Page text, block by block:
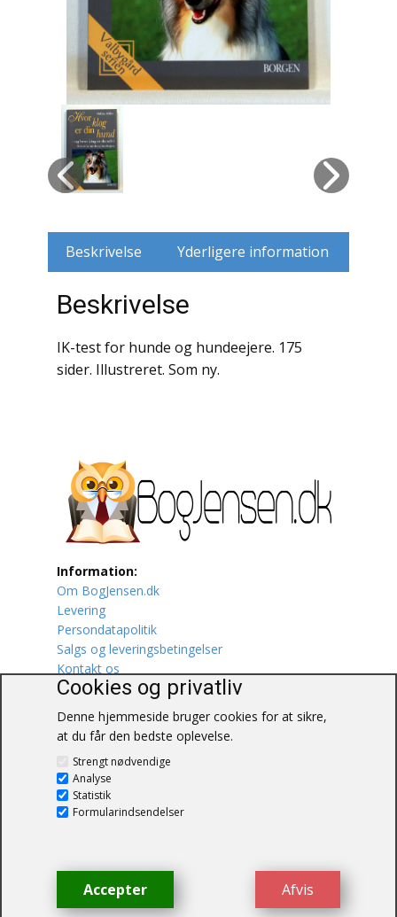
Historie
Hobby
Hus / Have
Husdyr
Krige / Slag
Litteraturhistorie
Lokalhistorie / Topografi
Lystfiskeri
Mad
Musik
Mytologi / Sagn / Sagaer
Naturen
Oldtidskundskab
Beskrivelse Yderligere information
Beskrivelse
IK-test for hunde og hundeejere. 175
sider. Illustreret. Som ny.
Information:
Om BogJensen.dk
Levering
Persondatapolitik
Salgs og leveringsbetingelser
Kontakt os
Blåkærvej 25
6052 Viuf
Tlf.:60703190
© BogJensen.dk – Alle rettigheder
forbeholdes.
Cookies og privatliv
Denne hjemmeside bruger cookies for at sikre,
at du får den bedste oplevelse.
Strengt nødvendige
Analyse
Statistik
Formularindsendelser
Afvis
Accepter